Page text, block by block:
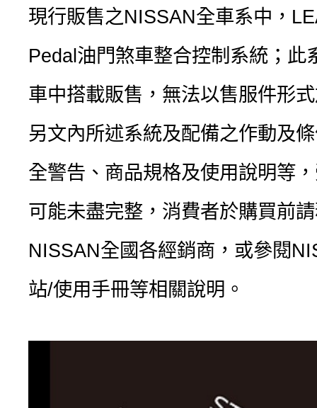
現行販售之NISSAN全車系中，
Pedal油門煞車整合控制系統；此
車中搭載販售，無法以售服件形
另文內所述系統及配備之作動及
全警告、商品規格及使用說明等
可能未盡完整，消費者於購買前
NISSAN全國各經銷商，或參閱
站/使用手冊等相關說明。